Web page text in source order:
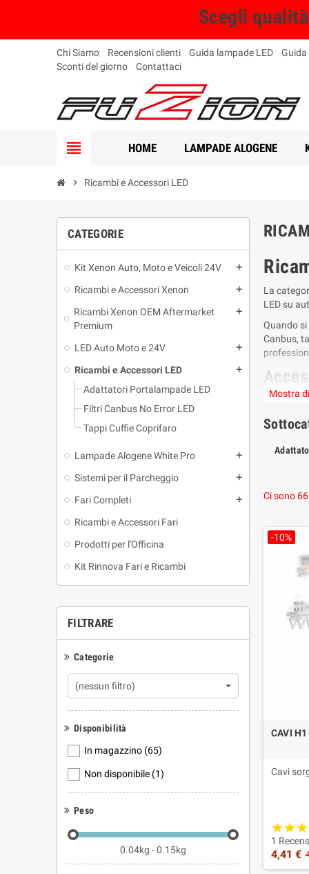
Scegli
Chi Siamo Recensioni clienti Guida lampade LED Guida
Sconti del giorno
Contattaci
view_headline HOME LAMPADE ALOGENE
chevron_right Ricambi e Accessori LED
CATEGORIE
Kit Xenon Auto, Moto e Veicoli 24V add
Ricambi e Accessori Xenon add
Ricambi Xenon OEM Aftermarket
Premium
add
LED Auto Moto e 24V add
Ricambi e Accessori LED add
Adattatori Portalampade LED
Filtri Canbus No Error LED
Tappi Cuffie Coprifaro
Lampade Alogene White Pro add
Sistemi per il Parcheggio add
Fari Completi add
Ricambi e Accessori Fari
Prodotti per l'Officina
Kit Rinnova Fari e Ricambi
FILTRARE
Categorie
(nessun filtro)
Disponibilità
In magazzino (65)
Non disponibile (1)
Peso
0.04kg - 0.15kg
La
LED su
Quando
Canbus,
Alcuni
I veicoli
In
rendere il
Hai
Prima
Tutti i
No. Molti
A
A
Mostra
Ci sono
-10%
CAVI
Cavi
1
4,41 €